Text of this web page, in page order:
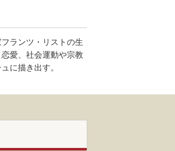
ランツ・リストの生
愛、社会運動や宗教
に描き出す。